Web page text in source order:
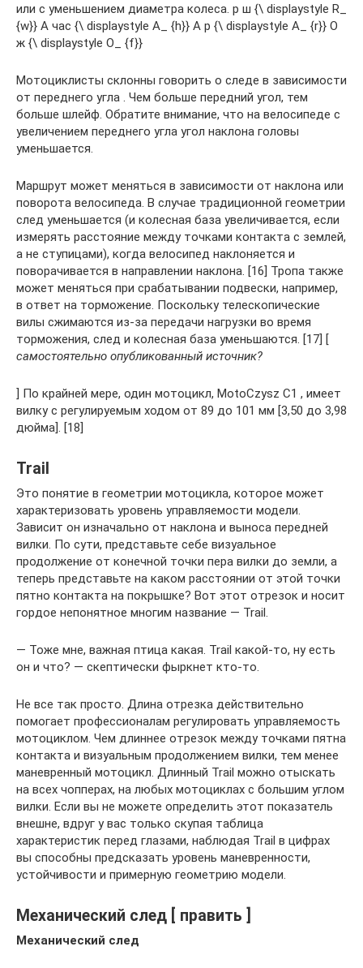
или с уменьшением диаметра колеса. р ш {\ displaystyle R_
{w}} А час {\ displaystyle A_ {h}} А р {\ displaystyle A_ {r}} О
ж {\ displaystyle O_ {f}}
Мотоциклисты склонны говорить о следе в зависимости
от переднего угла . Чем больше передний угол, тем
больше шлейф. Обратите внимание, что на велосипеде с
увеличением переднего угла угол наклона головы
уменьшается.
Маршрут может меняться в зависимости от наклона или
поворота велосипеда. В случае традиционной геометрии
след уменьшается (и колесная база увеличивается, если
измерять расстояние между точками контакта с землей,
а не ступицами), когда велосипед наклоняется и
поворачивается в направлении наклона. [16] Тропа также
может меняться при срабатывании подвески, например,
в ответ на торможение. Поскольку телескопические
вилы сжимаются из-за передачи нагрузки во время
торможения, след и колесная база уменьшаются. [17] [
самостоятельно опубликованный источник?
] По крайней мере, один мотоцикл, MotoCzysz C1 , имеет
вилку с регулируемым ходом от 89 до 101 мм [3,50 до 3,98
дюйма]. [18]
Trail
Это понятие в геометрии мотоцикла, которое может
характеризовать уровень управляемости модели.
Зависит он изначально от наклона и выноса передней
вилки. По сути, представьте себе визуальное
продолжение от конечной точки пера вилки до земли, а
теперь представьте на каком расстоянии от этой точки
пятно контакта на покрышке? Вот этот отрезок и носит
гордое непонятное многим название — Trail.
— Тоже мне, важная птица какая. Trail какой-то, ну есть
он и что? — скептически фыркнет кто-то.
Не все так просто. Длина отрезка действительно
помогает профессионалам регулировать управляемость
мотоциклом. Чем длиннее отрезок между точками пятна
контакта и визуальным продолжением вилки, тем менее
маневренный мотоцикл. Длинный Trail можно отыскать
на всех чопперах, на любых мотоциклах с большим углом
вилки. Если вы не можете определить этот показатель
внешне, вдруг у вас только скупая таблица
характеристик перед глазами, наблюдая Trail в цифрах
вы способны предсказать уровень маневренности,
устойчивости и примерную геометрию модели.
Механический след [ править ]
Механический след